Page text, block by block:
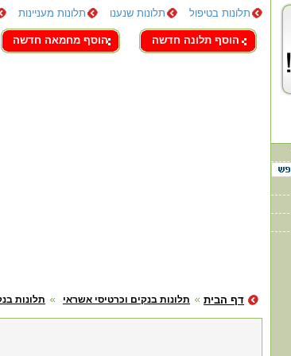
תלונות בטיפול תלונות שנענו תלונות מעניינות
צור קשר
הוסף תלונה חדשה הוסף מחמאה חדשה
תלונות תלונות בנקים וכרטיסי אשראי דף הבית